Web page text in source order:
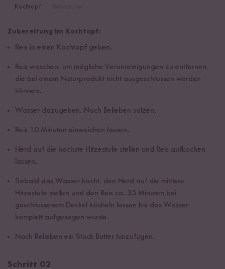
Kochtopf
Zubereitung im Kochtopf:
Reis in einen Kochtopf geben.
Reis waschen, um mögliche Verunreinigungen zu entfernen,
die bei einem Naturprodukt nicht ausgeschlossen werden
können.
Wasser dazugeben. Nach Belieben salzen.
Reis 10 Minuten einweichen lassen.
Herd auf die höchste Hitzestufe stellen und Reis aufkochen
lassen.
Sobald das Wasser kocht, den Herd auf die mittlere
Hitzestufe stellen und den Reis ca. 35 Minuten bei
geschlossenem Deckel köcheln lassen bis das Wasser
komplett aufgesogen wurde.
Nach Belieben ein Stück Butter hinzufügen.
Schritt 02